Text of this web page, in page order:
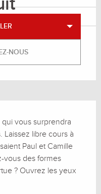
NOUS
vous surprendra
Laissez libre cours à
Paul et Camille
vous des formes
? Ouvrez les yeux